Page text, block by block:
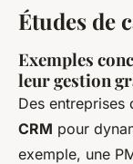
Études de
Exemples
leur gestion
Des entreprises
CRM pour
exemple, une